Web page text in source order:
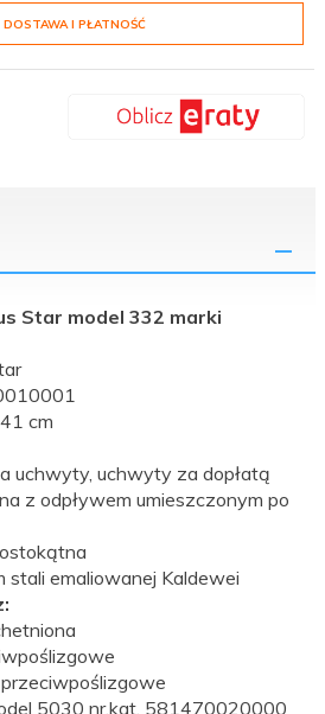
DOSTAWA I PŁATNOŚĆ
Star model 332 marki
cm
uchwyty, uchwyty za dopłatą
z odpływem umieszczonym po
stali emaliowanej Kaldewei
5030 nr.kat. 581470020000